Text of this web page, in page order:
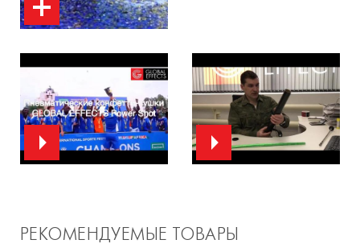
РЕКОМЕНДУЕМЫЕ ТОВАРЫ